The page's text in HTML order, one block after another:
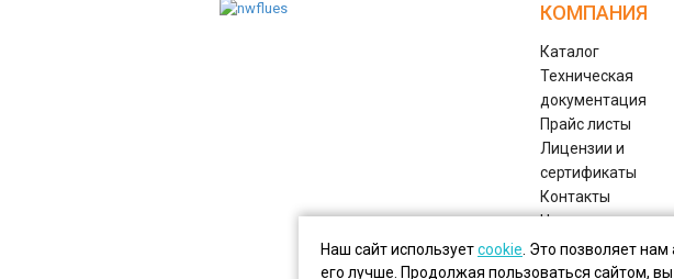
КОМПАНИЯ
Каталог
Техническая
документация
Прайс листы
Лицензии и
сертификаты
Контакты
Наши сотрудники
О компании
Наш сайт используетcookie . Это позволяет
его лучше. Продолжая пользоваться сайтом,